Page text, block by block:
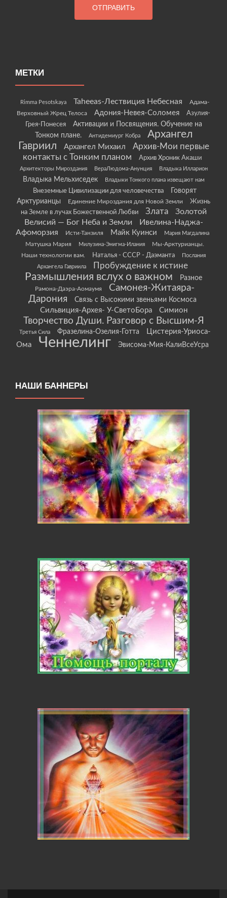
МЕТКИ
Rimma Pesotskaya Taheeas-Лествиция Небесная
Адама-
Верховный Жрец Телоса
Адония-Невея-Соломея
Азулия-
Грея-Понесея
Активации и Посвящения. Обучение на
Тонком плане.
Антидемиург Кобра
Архангел
Гавриил
Архангел Михаил
Архив-Мои первые
контакты с Тонким планом
Архив Хроник Акаши
Архитекторы Мироздания ВераЛюдома-Анунция Владыка Илларион
Владыка Мельхиседек Владыки Тонкого плана извещают нам
Внеземные Цивилизации для человечества
Говорят
Арктурианцы
Единение Мироздания для Новой Земли
Жизнь
на Земле в лучах Божественной Любви
Злата
Золотой
Велисий — Бог Неба и Земли
Ивелина-Наджа-
Афоморзия
Исти-Танзиля Майк Куинси Мария Магдалина
Матушка Мария Милузина-Энигма-Илания
Мы-Арктурианцы.
Наши технологии вам.
Наталья - СССР - Даэманта
Послания
Архангела Гавриила
Пробуждение к истине
Размышления вслух о важном Разное
Рамона-Даэра-Аомаумя
Самонея-Житаяра-
Дарония
Связь с Высокими звеньями Космоса
Сильвиция-Архея- У-СветоБора Симион
Творчество Души. Разговор с Высшим-Я
Третья Сила Фразелина-Озелия-Готта
Цистерия-Уриоса-
Ома
Ченнелинг Эвисома-Мия-КалиВсеУсра
НАШИ БАННЕРЫ